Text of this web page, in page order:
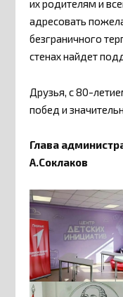
их родителям и
адресовать
безграничного
стенах найдет
Друзья, с 80-
побед и
Глава
А.Соклаков